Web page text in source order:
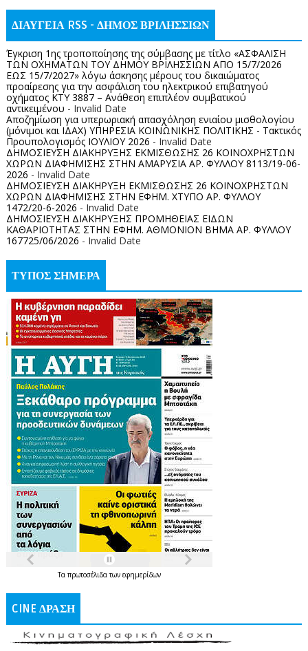
ΔΙΑΥΓΕΙΑ RSS - ΔΗΜΟΣ ΒΡΙΛΗΣΣΙΩΝ
Έγκριση 1ης τροποποίησης της σύμβασης με τίτλο «ΑΣΦΑΛΙΣΗ
ΤΩΝ ΟΧΗΜΑΤΩΝ ΤΟΥ ΔΗΜΟΥ ΒΡΙΛΗΣΣΙΩΝ ΑΠΟ 15/7/2026
ΕΩΣ 15/7/2027» λόγω άσκησης μέρους του δικαιώματος
προαίρεσης για την ασφάλιση του ηλεκτρικού επιβατηγού
οχήματος ΚΤΥ 3887 – Ανάθεση επιπλέον συμβατικού
αντικειμένου - Invalid Date
Αποζημίωση για υπερωριακή απασχόληση ενιαίου μισθολογίου
(μόνιμοι και ΙΔΑΧ) ΥΠΗΡΕΣΙΑ ΚΟΙΝΩΝΙΚΗΣ ΠΟΛΙΤΙΚΗΣ - Τακτικός
Προυπολογισμός ΙΟΥΛΙΟΥ 2026 - Invalid Date
ΔΗΜΟΣΙΕΥΣΗ ΔΙΑΚΗΡΥΞΗΣ ΕΚΜΙΣΘΩΣΗΣ 26 ΚΟΙΝΟΧΡΗΣΤΩΝ
ΧΩΡΩΝ ΔΙΑΦΗΜΙΣΗΣ ΣΤΗΝ ΑΜΑΡΥΣΙΑ ΑΡ. ΦΥΛΛΟΥ 8113/19-06-
2026 - Invalid Date
ΔΗΜΟΣΙΕΥΣΗ ΔΙΑΚΗΡΥΞΗ ΕΚΜΙΣΘΩΣΗΣ 26 ΚΟΙΝΟΧΡΗΣΤΩΝ
ΧΩΡΩΝ ΔΙΑΦΗΜΙΣΗΣ ΣΤΗΝ ΕΦΗΜ. ΧΤΥΠΟ ΑΡ. ΦΥΛΛΟΥ
1472/20-6-2026 - Invalid Date
ΔΗΜΟΣΙΕΥΣΗ ΔΙΑΚΗΡΥΞΗΣ ΠΡΟΜΗΘΕΙΑΣ ΕΙΔΩΝ
ΚΑΘΑΡΙΟΤΗΤΑΣ ΣΤΗΝ ΕΦΗΜ. ΑΘΜΟΝΙΟΝ ΒΗΜΑ ΑΡ. ΦΥΛΛΟΥ
167725/06/2026 - Invalid Date
ΤΥΠΟΣ ΣΗΜΕΡΑ
Τα πρωτοσέλιδατων εφημερίδων
CINE ΔΡΑΣΗ